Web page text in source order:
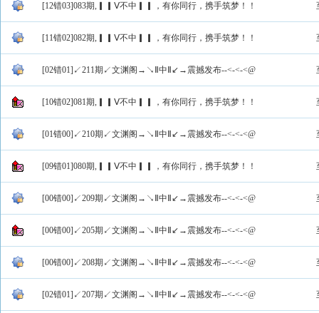
[12错03]083期,▎▎Ⅴ不中▎▎，有你同行，携手筑梦！！
[11错02]082期,▎▎Ⅴ不中▎▎，有你同行，携手筑梦！！
[02错01]↙211期↙文渊阁→↘Ⅱ中Ⅱ↙→震撼发布--<-<-<@
[10错02]081期,▎▎Ⅴ不中▎▎，有你同行，携手筑梦！！
[01错00]↙210期↙文渊阁→↘Ⅱ中Ⅱ↙→震撼发布--<-<-<@
[09错01]080期,▎▎Ⅴ不中▎▎，有你同行，携手筑梦！！
[00错00]↙209期↙文渊阁→↘Ⅱ中Ⅱ↙→震撼发布--<-<-<@
[00错00]↙205期↙文渊阁→↘Ⅱ中Ⅱ↙→震撼发布--<-<-<@
[00错00]↙208期↙文渊阁→↘Ⅱ中Ⅱ↙→震撼发布--<-<-<@
[02错01]↙207期↙文渊阁→↘Ⅱ中Ⅱ↙→震撼发布--<-<-<@